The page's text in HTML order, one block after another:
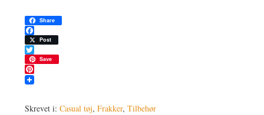
Share
Facebook
Post
Twitter
Save
Pinterest
Skrevet i:Casual tøj,Frakker,Tilbehør